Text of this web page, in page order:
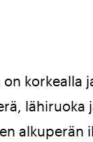
korkealla
lähiruoka
alkuperän